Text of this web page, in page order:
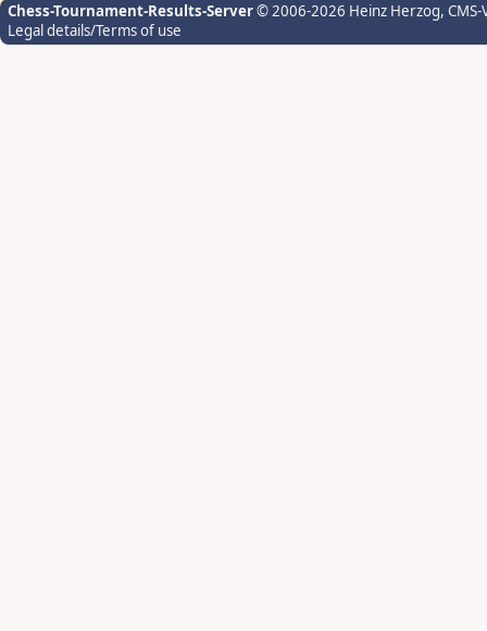
Chess-Tournament-Results-Server© 2006-2026 Heinz Herzog,
Legal details/Terms of use